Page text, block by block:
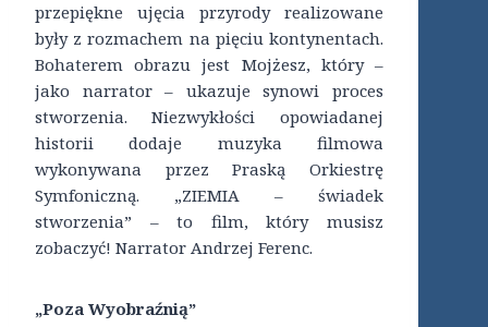
przepiękne ujęcia przyrody realizowane
były z rozmachem na pięciu kontynentach.
Bohaterem obrazu jest Mojżesz, który –
jako narrator – ukazuje synowi proces
stworzenia. Niezwykłości opowiadanej
historii dodaje muzyka filmowa
wykonywana przez Praską Orkiestrę
Symfoniczną. „ZIEMIA – świadek
stworzenia” – to film, który musisz
zobaczyć! Narrator Andrzej Ferenc.
„Poza Wyobraźnią”